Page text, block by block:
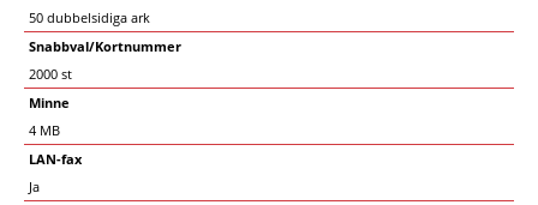
50 dubbelsidiga ark
Snabbval/Kortnummer
2000 st
Minne
4 MB
LAN-fax
Ja